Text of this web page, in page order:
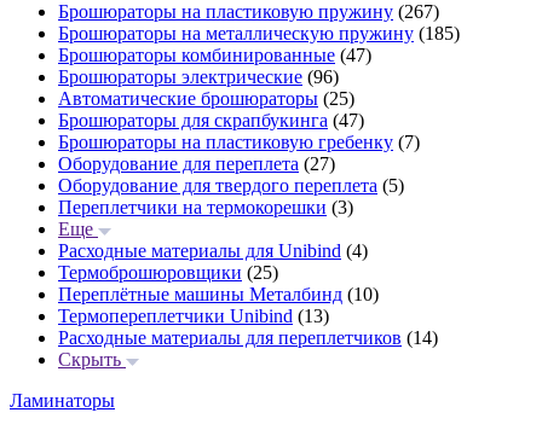
Брошюраторы на пластиковую пружину (267)
Брошюраторы на металлическую пружину (185)
Брошюраторы комбинированные (47)
Брошюраторы электрические (96)
Автоматические брошюраторы (25)
Брошюраторы для скрапбукинга (47)
Брошюраторы на пластиковую гребенку (7)
Оборудование для переплета (27)
Оборудование для твердого переплета (5)
Переплетчики на термокорешки (3)
Еще
Расходные материалы для Unibind (4)
Термоброшюровщики (25)
Переплётные машины Металбинд (10)
Термопереплетчики Unibind (13)
Расходные материалы для переплетчиков (14)
Скрыть
Ламинаторы